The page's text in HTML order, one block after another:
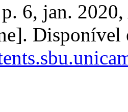
6, jan. 2020,
Disponível